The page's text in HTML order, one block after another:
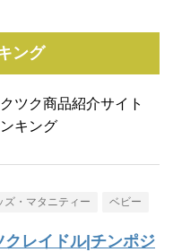
ング
ツク商品紹介サイト
キング
ズ・マタニティー ベビー
レイドル|チンポジ